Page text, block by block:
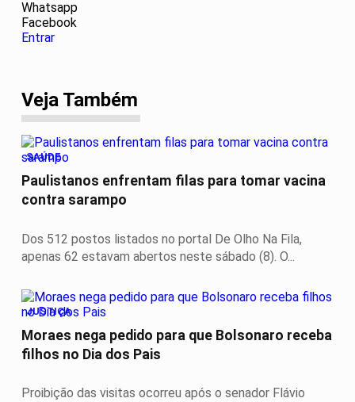
Whatsapp
Facebook
Entrar
Veja Também
SAÚDE
Paulistanos enfrentam filas para tomar vacina
contra sarampo
Dos 512 postos listados no portal De Olho Na Fila,
apenas 62 estavam abertos neste sábado (8). O...
JUSTIÇA
Moraes nega pedido para que Bolsonaro receba
filhos no Dia dos Pais
Proibição das visitas ocorreu após o senador Flávio